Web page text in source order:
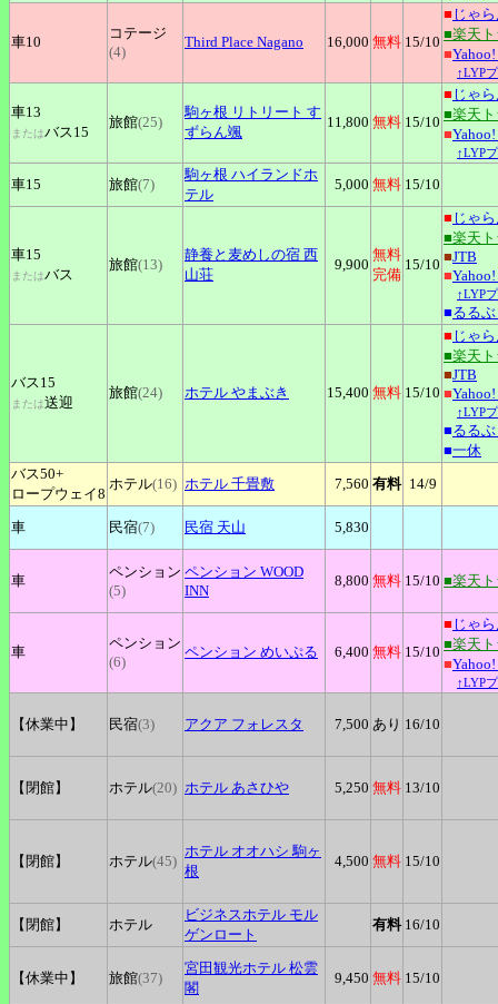
車10
コテージ
(4)
Third Place Nagano 16,000 無料 15/10
■ じゃ
■楽天
■
↑LYP
車13
またはバス15
旅館(25)
駒ヶ根 リトリート す
ずらん颯
11,800 無料 15/10
■ じゃ
■楽天
■
↑LYP
車15 旅館(7)
駒ヶ根 ハイランドホ
テル
5,000 無料 15/10
車15
またはバス
旅館(13)
静養と麦めしの宿 西
山荘
9,900
無料
完備
15/10
■ じゃ
■楽天
■JTB
■
↑LYP
■るる
バス15
または送迎
旅館(24) ホテル やまぶき 15,400 無料 15/10
■ じゃ
■楽天
■JTB
■
↑LYP
■るる
■一休
バス50+
ロープウェイ8
ホテル(16) ホテル 千畳敷 7,560 有料 14/9
車 民宿(7) 民宿 天山 5,830
車
ペンション
(5)
ペンション WOOD
INN
8,800 無料 15/10 ■楽天
車
ペンション
(6)
ペンション めいぷる 6,400 無料 15/10
■ じゃ
■楽天
■
↑LYP
【休業中】 民宿(3) アクア フォレスタ 7,500 あり 16/10
【閉館】 ホテル(20) ホテル あさひや 5,250 無料 13/10
【閉館】 ホテル(45)
ホテル オオハシ 駒ヶ
根
4,500 無料 15/10
【閉館】 ホテル
ビジネスホテル モル
ゲンロート
有料 16/10
【休業中】 旅館(37)
宮田観光ホテル 松雲
閣
9,450 無料 15/10